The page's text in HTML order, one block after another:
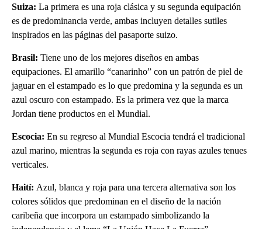
Suiza: La primera es una roja clásica y su segunda equipación
es de predominancia verde, ambas incluyen detalles sutiles
inspirados en las páginas del pasaporte suizo.
Brasil: Tiene uno de los mejores diseños en ambas
equipaciones. El amarillo “canarinho” con un patrón de piel de
jaguar en el estampado es lo que predomina y la segunda es un
azul oscuro con estampado. Es la primera vez que la marca
Jordan tiene productos en el Mundial.
Escocia: En su regreso al Mundial Escocia tendrá el tradicional
azul marino, mientras la segunda es roja con rayas azules tenues
verticales.
Haití: Azul, blanca y roja para una tercera alternativa son los
colores sólidos que predominan en el diseño de la nación
caribeña que incorpora un estampado simbolizando la